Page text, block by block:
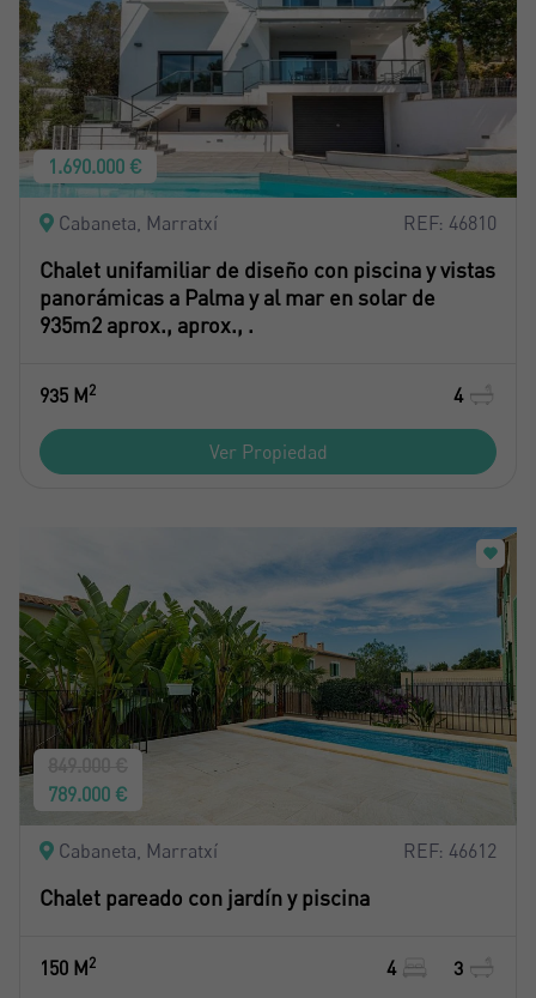
1.690.000 €
Cabaneta, Marratxí REF: 46810
Chalet unifamiliar de diseño con piscina y vistas
panorámicas a Palma y al mar en solar de
935m2 aprox., aprox., .
935 M2 4
Ver Propiedad
789.000 €
Cabaneta, Marratxí REF: 46612
Chalet pareado con jardín y piscina
150 M2 4 3